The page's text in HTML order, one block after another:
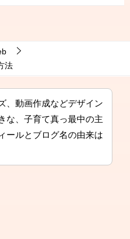
法
、動画作成などデザイン
な、子育て真っ最中の主
ールとブログ名の由来は